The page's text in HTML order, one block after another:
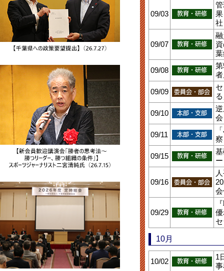
09/03
09/07
09/08
09/09
09/10
09/11
09/15
09/16
09/29
10月
10/02
1